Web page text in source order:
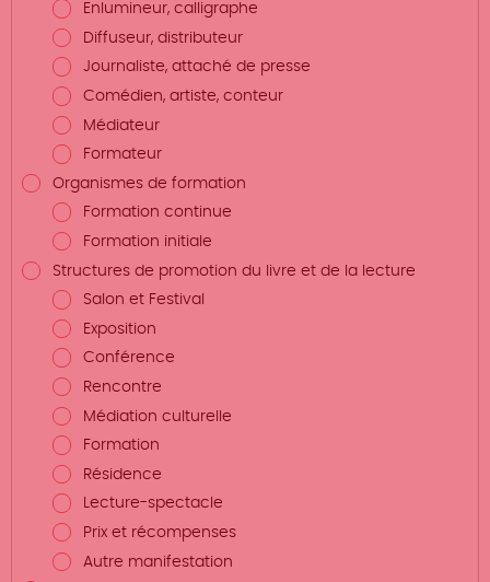
Enlumineur, calligraphe
Diffuseur, distributeur
Journaliste, attaché de presse
Comédien, artiste, conteur
Médiateur
Formateur
Organismes de formation
Formation continue
Formation initiale
Structures de promotion du livre et de la lecture
Salon et Festival
Exposition
Conférence
Rencontre
Médiation culturelle
Formation
Résidence
Lecture-spectacle
Prix et récompenses
Autre manifestation